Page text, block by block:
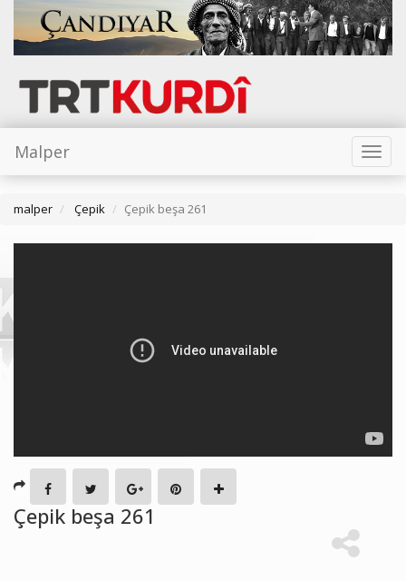
Toggle
Malper
malper Çepik Çepik beşa 261
Çepik beşa 261